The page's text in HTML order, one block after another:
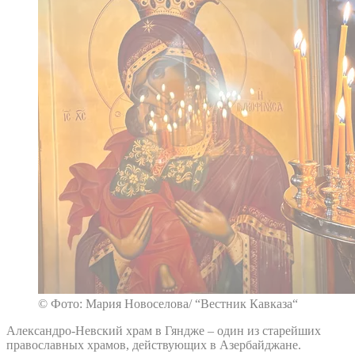
© Фото: Мария Новоселова/ “Вестник Кавказа“
Александро-Невский храм в Гяндже – один из старейших
православных храмов, действующих в Азербайджане.